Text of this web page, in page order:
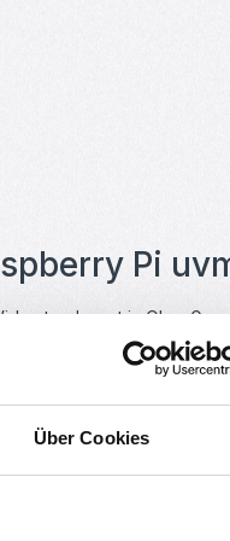
Über Cookies
Pi
in Ohm.
Rauschverhalten,